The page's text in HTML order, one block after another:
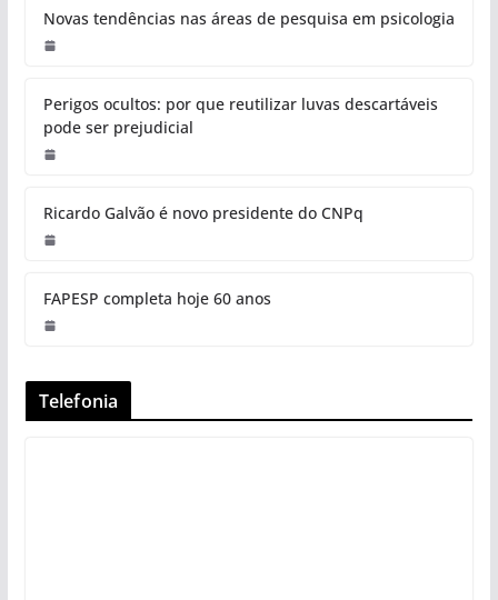
Novas tendências nas áreas de pesquisa em psicologia
Perigos ocultos: por que reutilizar luvas descartáveis
pode ser prejudicial
Ricardo Galvão é novo presidente do CNPq
FAPESP completa hoje 60 anos
Telefonia